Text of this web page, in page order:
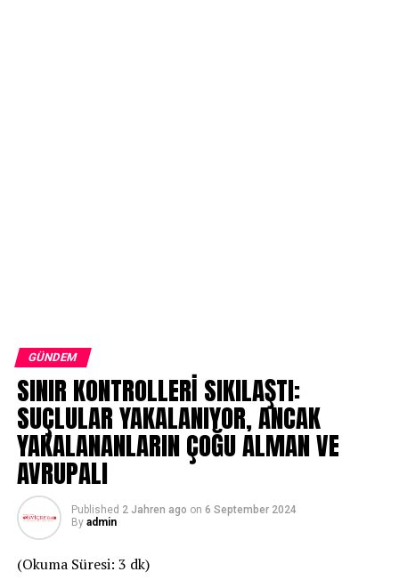
GÜNDEM
SINIR KONTROLLERİ SIKILAŞTI:
SUÇLULAR YAKALANIYOR, ANCAK
YAKALANANLARIN ÇOĞU ALMAN VE
AVRUPALI
Published 2 Jahren ago on 6 September 2024
By admin
(Okuma Süresi: 3 dk)